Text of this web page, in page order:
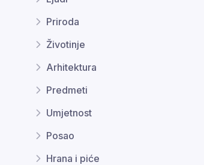
Priroda
Životinje
Arhitektura
Predmeti
Umjetnost
Posao
Hrana i piće